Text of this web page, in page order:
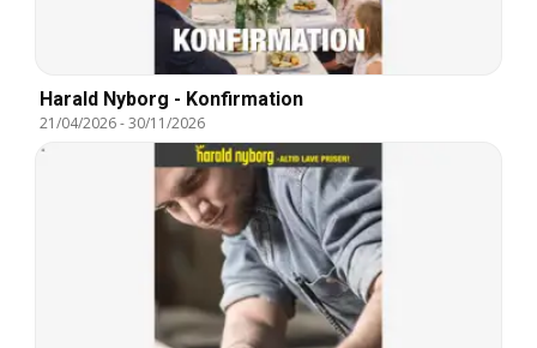
Harald Nyborg - Konfirmation
21/04/2026-30/11/2026